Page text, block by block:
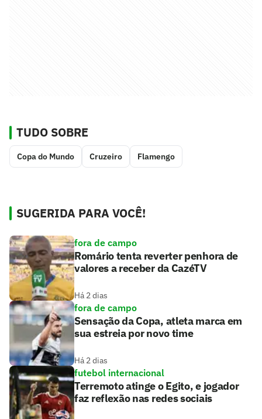
TUDO SOBRE
Copa do Mundo Cruzeiro Flamengo
SUGERIDA PARA VOCÊ!
fora de campo
Romário tenta reverter penhora de
valores a receber da CazéTV
Há 2 dias
fora de campo
Sensação da Copa, atleta marca em
sua estreia por novo time
Há 2 dias
futebol internacional
Terremoto atinge o Egito, e jogador
faz reflexão nas redes sociais